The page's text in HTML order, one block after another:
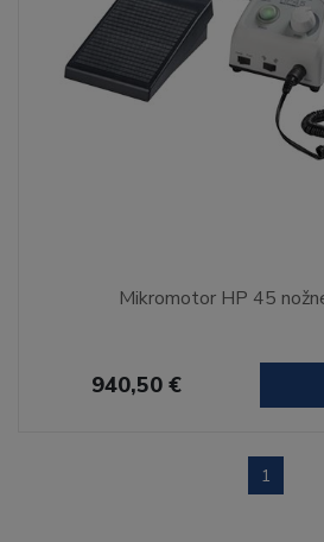
Mikromotor HP 45
940,50 €
1